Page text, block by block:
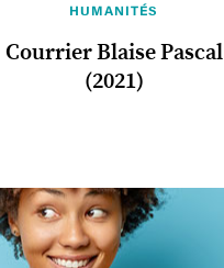
HUMANITÉS
Courrier Blaise Pascal
(2021)